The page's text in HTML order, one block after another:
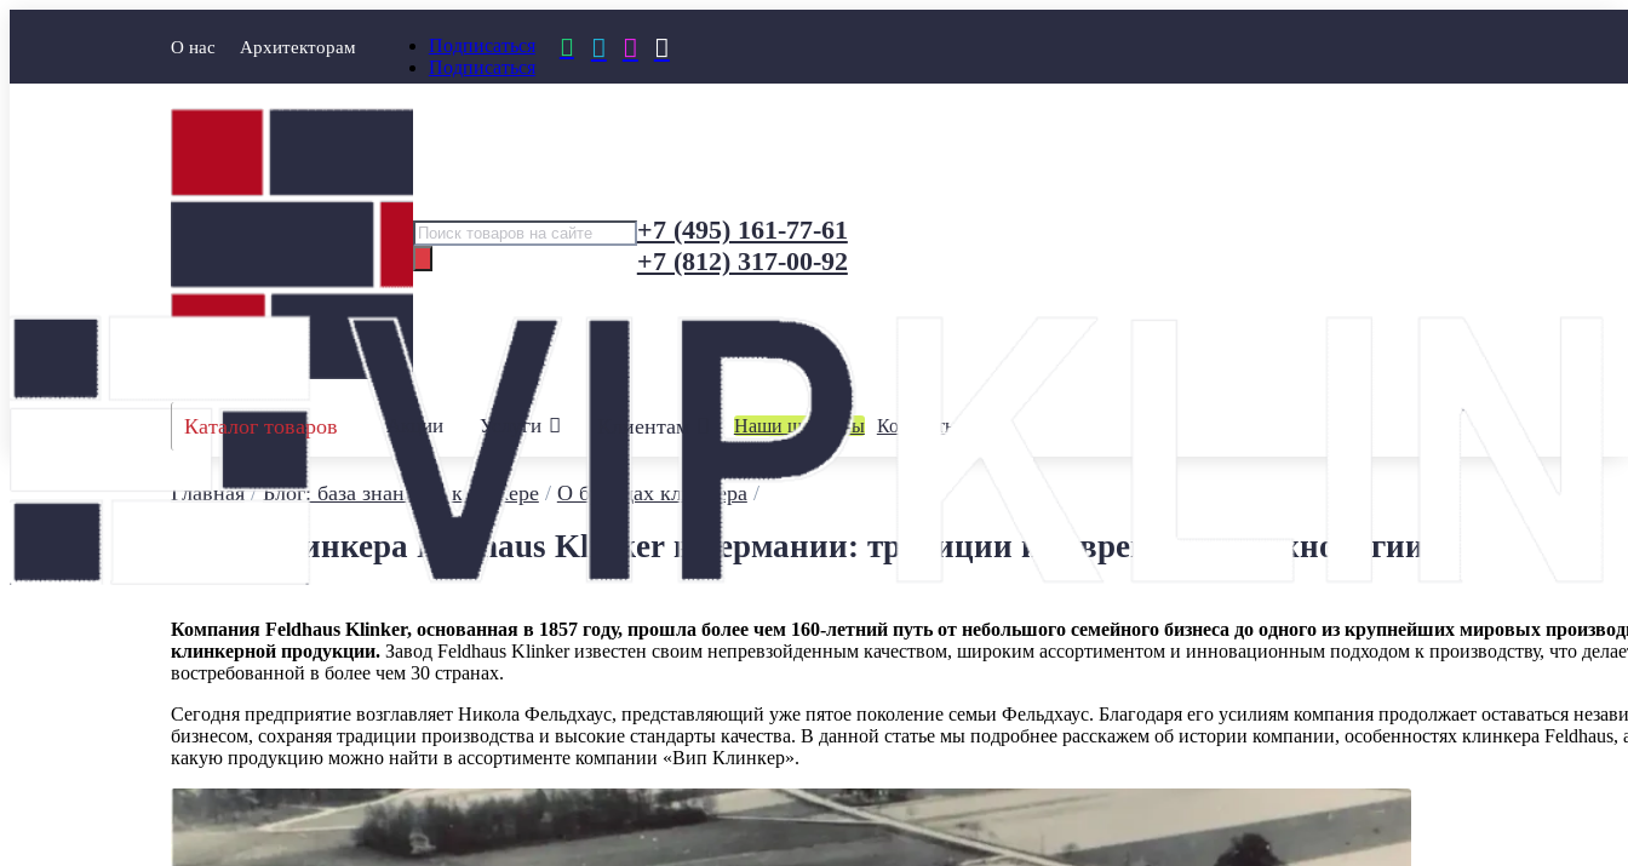
О нас Архитекторам
Подписаться
Подписаться
   
Поиск
товаров
+7 (495) 161-77-61
+7 (812) 317-00-92
Каталог товаров Акции Услуги Клиентам Наши шоурумы Контакты
Главная/Блог: база знаний о клинкере/ О брендах клинкера/
Завод клинкера Feldhaus Klinker в Германии: традиции и современные технологии
Компания Feldhaus Klinker, основанная в 1857 году, прошла более чем 160-летний путь от небольшого семейного бизнеса до одного из крупнейших мировых
клинкерной продукции.Завод Feldhaus Klinker известен своим непревзойденным качеством, широким ассортиментом и инновационным подходом к производству, что
востребованной в более чем 30 странах.
Сегодня предприятие возглавляет Никола Фельдхаус, представляющий уже пятое поколение семьи Фельдхаус. Благодаря его усилиям компания продолжает оставаться
бизнесом, сохраняя традиции производства и высокие стандарты качества. В данной статье мы подробнее расскажем об истории компании, особенностях клинкера Feldhaus,
какую продукцию можно найти в ассортименте компании «Вип Клинкер».